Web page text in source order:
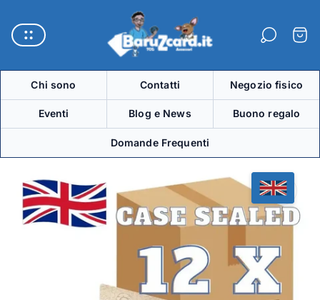
del
negozio"
Chi sono Contatti Negozio fisico
Eventi Blog e News Buono regalo
Domande Frequenti